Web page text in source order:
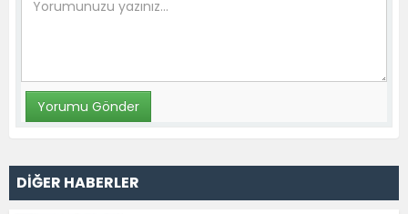
DİĞER HABERLER